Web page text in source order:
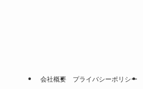
会社概要 プライバシーポリシー